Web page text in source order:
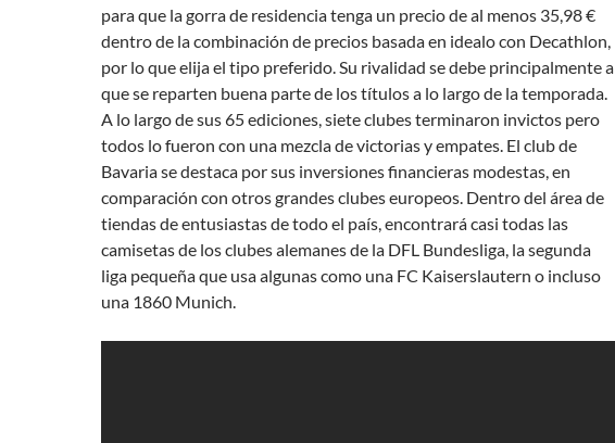
para que la gorra de residencia tenga un precio de al menos 35,98 €
dentro de la combinación de precios basada en idealo con Decathlon,
por lo que elija el tipo preferido. Su rivalidad se debe principalmente a
que se reparten buena parte de los títulos a lo largo de la temporada.
A lo largo de sus 65 ediciones, siete clubes terminaron invictos pero
todos lo fueron con una mezcla de victorias y empates. El club de
Bavaria se destaca por sus inversiones financieras modestas, en
comparación con otros grandes clubes europeos. Dentro del área de
tiendas de entusiastas de todo el país, encontrará casi todas las
camisetas de los clubes alemanes de la DFL Bundesliga, la segunda
liga pequeña que usa algunas como una FC Kaiserslautern o incluso
una 1860 Munich.